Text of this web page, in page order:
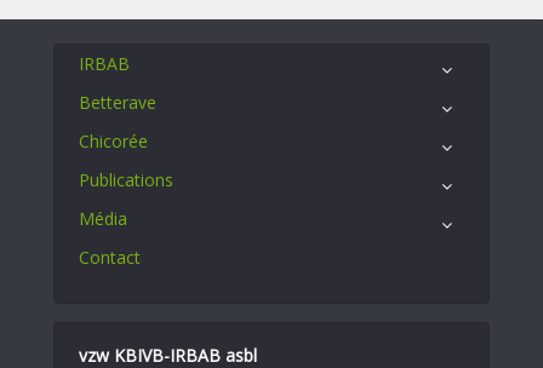
IRBAB
Betterave
Chicorée
Publications
Média
Contact
vzw KBIVB-IRBAB asbl